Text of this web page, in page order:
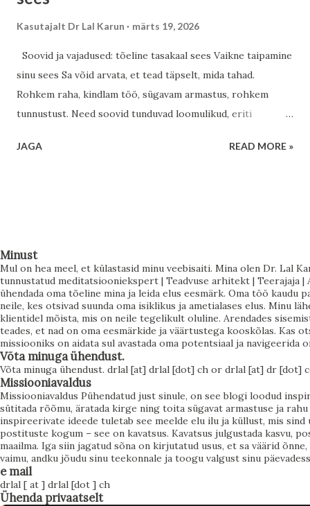
Kasutajalt Dr Lal Karun märts 19, 2026
Soovid ja vajadused: tõeline tasakaal sees Vaikne taipamine
sinu sees Sa võid arvata, et tead täpselt, mida tahad.
Rohkem raha, kindlam töö, sügavam armastus, rohkem
tunnustust. Need soovid tunduvad loomulikud, eriti
järjepidevat edenemist. Eestis on tugev tööeetika ja vaikne
valed. See tähendab, et nende taga on sügavam kutse –
sisemine vajadus, mis ootab avastamist. Ja kui sa õpid seda
kuulama, hakkab su elu liikuma kerguse, voolamise ja
külluse suunas. Soovi ja vajaduse erinevus Soov tekib sageli
välisest maailmast. Sa näed, mida teised saavutavad, mida
ühiskond väärtustab, ja lood endale eesmärke selle põhjal.
Sa tahad rohkem, sest sulle on õpetatud, et rohkem
tähendab parem. Vaj...
JAGA READ MORE »
Minust
Mul on hea meel, et külastasid minu veebisaiti. Mina olen Dr. Lal
tunnustatud meditatsiooniekspert | Teadvuse arhitekt | Teerajaja
ühendada oma tõeline mina ja leida elus eesmärk. Oma töö
neile, kes otsivad suunda oma isiklikus ja ametialases elus. Minu
klientidel mõista, mis on neile tegelikult oluline. Arendades
teades, et nad on oma eesmärkide ja väärtustega kooskõlas. Kas
missiooniks on aidata sul avastada oma potentsiaal ja navigeerida
Võta minuga ühendust.
Võta minuga ühendust. drlal [at] drlal [dot] ch or drlal [at] dr [dot]
Missiooniavaldus
Missiooniavaldus Pühendatud just sinule, on see blogi loodud
sütitada rõõmu, äratada kirge ning toita sügavat armastuse ja
inspireerivate ideede tuletab see meelde elu ilu ja küllust, mis
postituste kogum – see on kavatsus. Kavatsus julgustada kasvu,
maailma. Iga siin jagatud sõna on kirjutatud usus, et sa väärid
vaimu, andku jõudu sinu teekonnale ja toogu valgust sinu
e mail
drlal [ at ] drlal [dot ] ch
Ühenda privaatselt